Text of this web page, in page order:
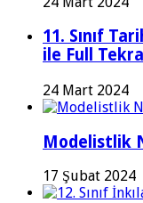
11. Sınıf
ile Full
24 Mart 2024
Modelistlik
17 Şubat 2024